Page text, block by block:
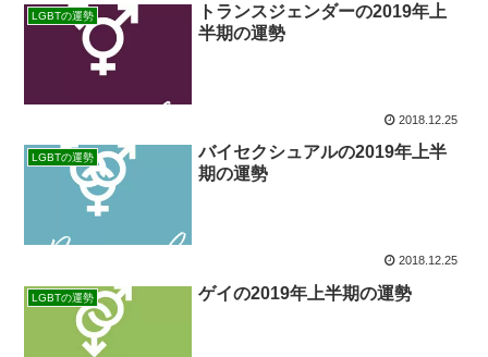
LGBTの運勢
トランスジェンダーの2019年上
半期の運勢
2018.12.25
LGBTの運勢
バイセクシュアルの2019年上半
期の運勢
2018.12.25
LGBTの運勢 ゲイの2019年上半期の運勢